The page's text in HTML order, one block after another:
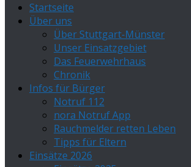
Startseite
Über uns
Über Stuttgart-Münster
Unser Einsatzgebiet
Das Feuerwehrhaus
Chronik
Infos für Bürger
Notruf 112
nora Notruf App
Rauchmelder retten Leben
Tipps für Eltern
Einsätze 2026